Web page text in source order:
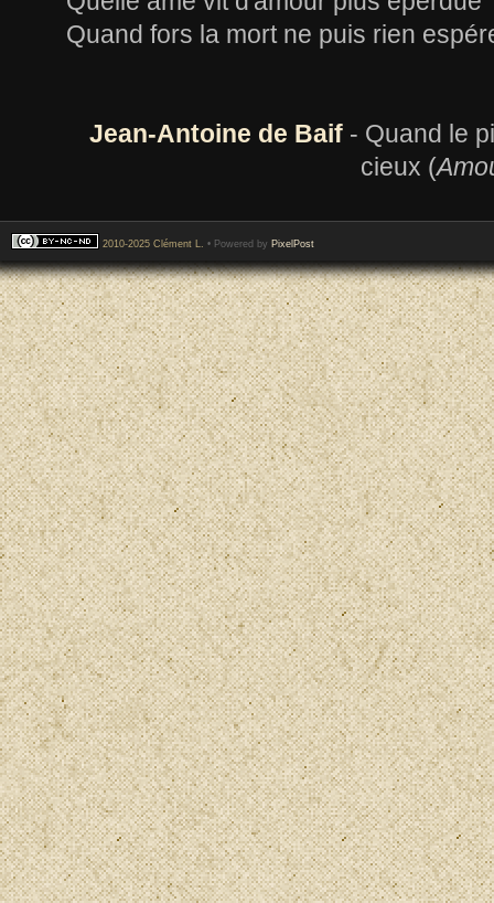
Quand fors la mort ne puis rien
Jean-Antoine de Baif - Quand le
cieux (
2010-2025 Clément L. • Powered by PixelPost